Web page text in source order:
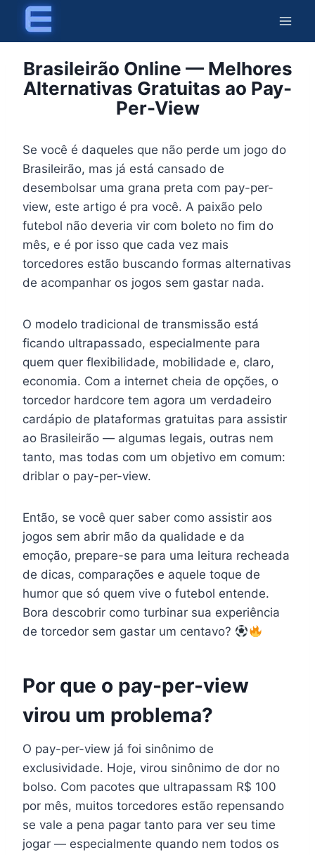
content
Brasileirão Online — Melhores
Alternativas Gratuitas ao Pay-
Per-View
Se você é daqueles que não perde um jogo do
Brasileirão, mas já está cansado de
desembolsar uma grana preta com pay-per-
view, este artigo é pra você. A paixão pelo
futebol não deveria vir com boleto no fim do
mês, e é por isso que cada vez mais
torcedores estão buscando formas alternativas
de acompanhar os jogos sem gastar nada.
O modelo tradicional de transmissão está
ficando ultrapassado, especialmente para
quem quer flexibilidade, mobilidade e, claro,
economia. Com a internet cheia de opções, o
torcedor hardcore tem agora um verdadeiro
cardápio de plataformas gratuitas para assistir
ao Brasileirão — algumas legais, outras nem
tanto, mas todas com um objetivo em comum:
driblar o pay-per-view.
Então, se você quer saber como assistir aos
jogos sem abrir mão da qualidade e da
emoção, prepare-se para uma leitura recheada
de dicas, comparações e aquele toque de
humor que só quem vive o futebol entende.
Bora descobrir como turbinar sua experiência
de torcedor sem gastar um centavo?
Por que o pay-per-view
virou um problema?
O pay-per-view já foi sinônimo de
exclusividade. Hoje, virou sinônimo de dor no
bolso. Com pacotes que ultrapassam R$ 100
por mês, muitos torcedores estão repensando
se vale a pena pagar tanto para ver seu time
jogar — especialmente quando nem todos os